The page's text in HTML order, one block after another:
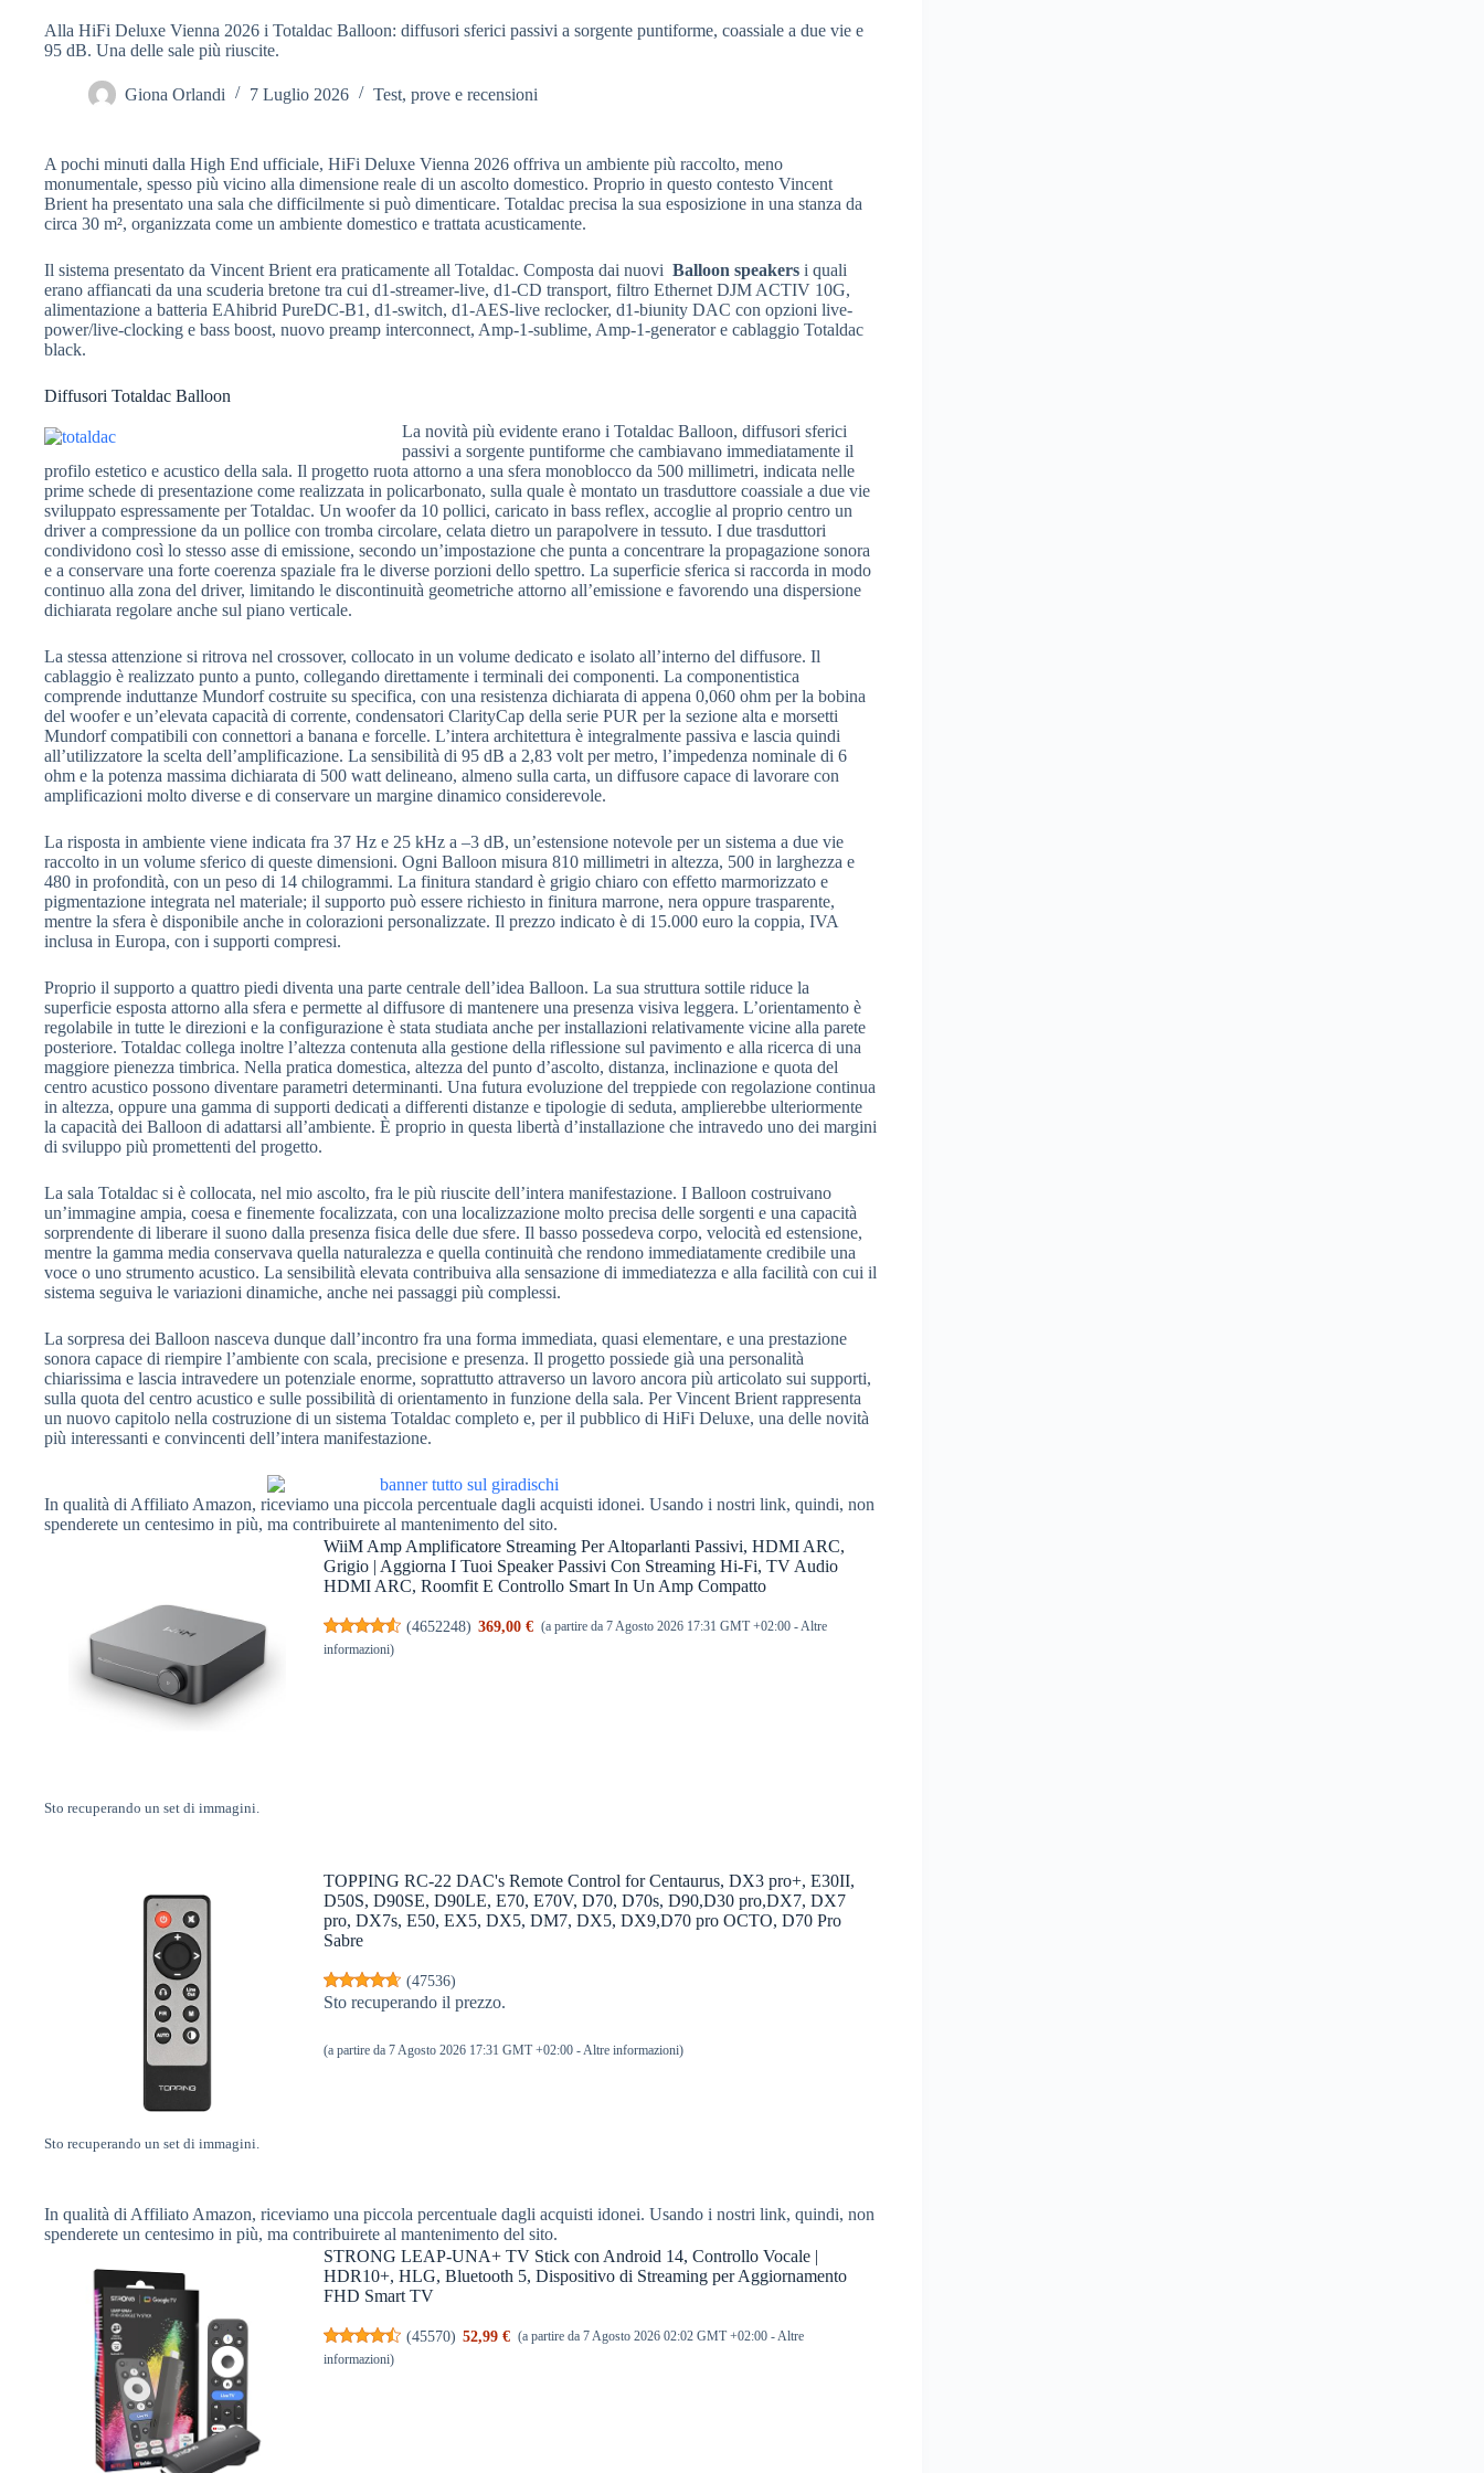
Alla HiFi Deluxe Vienna 2026 i Totaldac Balloon: diffusori sferici passivi a sorgente puntiforme, coassiale a due vie e
95 dB. Una delle sale più riuscite.
Giona Orlandi 7 Luglio 2026 Test, prove e recensioni
A pochi minuti dalla High End ufficiale, HiFi Deluxe Vienna 2026 offriva un ambiente più raccolto, meno
monumentale, spesso più vicino alla dimensione reale di un ascolto domestico. Proprio in questo contesto Vincent
Brient ha presentato una sala che difficilmente si può dimenticare. Totaldac precisa la sua esposizione in una stanza da
circa 30 m², organizzata come un ambiente domestico e trattata acusticamente.
Il sistema presentato da Vincent Brient era praticamente all Totaldac. Composta dai nuovi Balloon speakers i quali
erano affiancati da una scuderia bretone tra cui d1-streamer-live, d1-CD transport, filtro Ethernet DJM ACTIV 10G,
alimentazione a batteria EAhibrid PureDC-B1, d1-switch, d1-AES-live reclocker, d1-biunity DAC con opzioni live-
power/live-clocking e bass boost, nuovo preamp interconnect, Amp-1-sublime, Amp-1-generator e cablaggio Totaldac
black.
Diffusori Totaldac Balloon
La novità più evidente erano i Totaldac Balloon, diffusori sferici
passivi a sorgente puntiforme che cambiavano immediatamente il
profilo estetico e acustico della sala. Il progetto ruota attorno a una sfera monoblocco da 500 millimetri, indicata nelle
prime schede di presentazione come realizzata in policarbonato, sulla quale è montato un trasduttore coassiale a due vie
sviluppato espressamente per Totaldac. Un woofer da 10 pollici, caricato in bass reflex, accoglie al proprio centro un
driver a compressione da un pollice con tromba circolare, celata dietro un parapolvere in tessuto. I due trasduttori
condividono così lo stesso asse di emissione, secondo un’impostazione che punta a concentrare la propagazione sonora
e a conservare una forte coerenza spaziale fra le diverse porzioni dello spettro. La superficie sferica si raccorda in modo
continuo alla zona del driver, limitando le discontinuità geometriche attorno all’emissione e favorendo una dispersione
dichiarata regolare anche sul piano verticale.
La stessa attenzione si ritrova nel crossover, collocato in un volume dedicato e isolato all’interno del diffusore. Il
cablaggio è realizzato punto a punto, collegando direttamente i terminali dei componenti. La componentistica
comprende induttanze Mundorf costruite su specifica, con una resistenza dichiarata di appena 0,060 ohm per la bobina
del woofer e un’elevata capacità di corrente, condensatori ClarityCap della serie PUR per la sezione alta e morsetti
Mundorf compatibili con connettori a banana e forcelle. L’intera architettura è integralmente passiva e lascia quindi
all’utilizzatore la scelta dell’amplificazione. La sensibilità di 95 dB a 2,83 volt per metro, l’impedenza nominale di 6
ohm e la potenza massima dichiarata di 500 watt delineano, almeno sulla carta, un diffusore capace di lavorare con
amplificazioni molto diverse e di conservare un margine dinamico considerevole.
La risposta in ambiente viene indicata fra 37 Hz e 25 kHz a –3 dB, un’estensione notevole per un sistema a due vie
raccolto in un volume sferico di queste dimensioni. Ogni Balloon misura 810 millimetri in altezza, 500 in larghezza e
480 in profondità, con un peso di 14 chilogrammi. La finitura standard è grigio chiaro con effetto marmorizzato e
pigmentazione integrata nel materiale; il supporto può essere richiesto in finitura marrone, nera oppure trasparente,
mentre la sfera è disponibile anche in colorazioni personalizzate. Il prezzo indicato è di 15.000 euro la coppia, IVA
inclusa in Europa, con i supporti compresi.
Proprio il supporto a quattro piedi diventa una parte centrale dell’idea Balloon. La sua struttura sottile riduce la
superficie esposta attorno alla sfera e permette al diffusore di mantenere una presenza visiva leggera. L’orientamento è
regolabile in tutte le direzioni e la configurazione è stata studiata anche per installazioni relativamente vicine alla parete
posteriore. Totaldac collega inoltre l’altezza contenuta alla gestione della riflessione sul pavimento e alla ricerca di una
maggiore pienezza timbrica. Nella pratica domestica, altezza del punto d’ascolto, distanza, inclinazione e quota del
centro acustico possono diventare parametri determinanti. Una futura evoluzione del treppiede con regolazione continua
in altezza, oppure una gamma di supporti dedicati a differenti distanze e tipologie di seduta, amplierebbe ulteriormente
la capacità dei Balloon di adattarsi all’ambiente. È proprio in questa libertà d’installazione che intravedo uno dei margini
di sviluppo più promettenti del progetto.
La sala Totaldac si è collocata, nel mio ascolto, fra le più riuscite dell’intera manifestazione. I Balloon costruivano
un’immagine ampia, coesa e finemente focalizzata, con una localizzazione molto precisa delle sorgenti e una capacità
sorprendente di liberare il suono dalla presenza fisica delle due sfere. Il basso possedeva corpo, velocità ed estensione,
mentre la gamma media conservava quella naturalezza e quella continuità che rendono immediatamente credibile una
voce o uno strumento acustico. La sensibilità elevata contribuiva alla sensazione di immediatezza e alla facilità con cui il
sistema seguiva le variazioni dinamiche, anche nei passaggi più complessi.
La sorpresa dei Balloon nasceva dunque dall’incontro fra una forma immediata, quasi elementare, e una prestazione
sonora capace di riempire l’ambiente con scala, precisione e presenza. Il progetto possiede già una personalità
chiarissima e lascia intravedere un potenziale enorme, soprattutto attraverso un lavoro ancora più articolato sui supporti,
sulla quota del centro acustico e sulle possibilità di orientamento in funzione della sala. Per Vincent Brient rappresenta
un nuovo capitolo nella costruzione di un sistema Totaldac completo e, per il pubblico di HiFi Deluxe, una delle novità
più interessanti e convincenti dell’intera manifestazione.
In qualità di Affiliato Amazon, riceviamo una piccola percentuale dagli acquisti idonei. Usando i nostri link, quindi, non
spenderete un centesimo in più, ma contribuirete al mantenimento del sito.
Sto recuperando un set di immagini.
WiiM Amp Amplificatore Streaming Per Altoparlanti Passivi, HDMI ARC,
Grigio | Aggiorna I Tuoi Speaker Passivi Con Streaming Hi-Fi, TV Audio
HDMI ARC, Roomfit E Controllo Smart In Un Amp Compatto
(4652248) 369,00 € (a partire da 7 Agosto 2026 17:31 GMT +02:00 - Altre
informazioni)
Sto recuperando un set di immagini.
TOPPING RC-22 DAC's Remote Control for Centaurus, DX3 pro+, E30II,
D50S, D90SE, D90LE, E70, E70V, D70, D70s, D90,D30 pro,DX7, DX7
pro, DX7s, E50, EX5, DX5, DM7, DX5, DX9,D70 pro OCTO, D70 Pro
Sabre
(47536)
Sto recuperando il prezzo.
(a partire da 7 Agosto 2026 17:31 GMT +02:00 -Altre informazioni)
In qualità di Affiliato Amazon, riceviamo una piccola percentuale dagli acquisti idonei. Usando i nostri link, quindi, non
spenderete un centesimo in più, ma contribuirete al mantenimento del sito.
STRONG LEAP-UNA+ TV Stick con Android 14, Controllo Vocale |
HDR10+, HLG, Bluetooth 5, Dispositivo di Streaming per Aggiornamento
FHD Smart TV
(45570) 52,99 € (a partire da 7 Agosto 2026 02:02 GMT +02:00 - Altre
informazioni)